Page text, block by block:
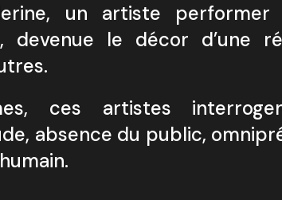
un artiste
devenue le décor d’une
ces artistes
absence du public,